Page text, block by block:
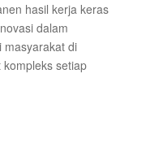
hasil kerja keras
dalam
masyarakat di
setiap